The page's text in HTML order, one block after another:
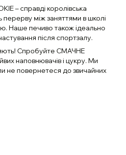
– справді королівська
перерву між заняттями в школі
Наше печиво також ідеально
після спортзалу.
Спробуйте СМАЧНЕ
наповнювачів і цукру. Ми
не повернетеся до звичайних